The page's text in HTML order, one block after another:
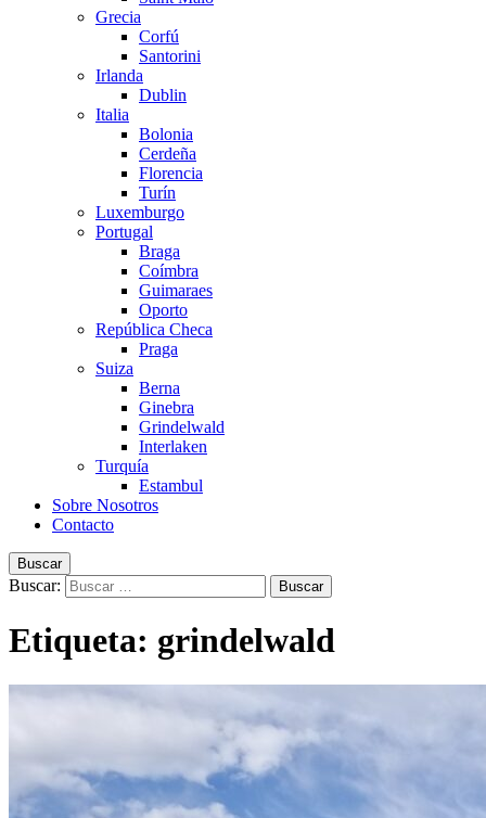
Grecia
Corfú
Santorini
Irlanda
Dublin
Italia
Bolonia
Cerdeña
Florencia
Turín
Luxemburgo
Portugal
Braga
Coímbra
Guimaraes
Oporto
República Checa
Praga
Suiza
Berna
Ginebra
Grindelwald
Interlaken
Turquía
Estambul
Sobre Nosotros
Contacto
Buscar
Buscar:
Etiqueta: grindelwald